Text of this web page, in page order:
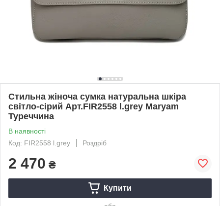
Стильна жіноча сумка натуральна шкіра
світло-сірий Арт.FIR2558 l.grey Maryam
Туреччина
В наявності
Код: FIR2558 l.grey
Роздріб
2 470 ₴
Купити